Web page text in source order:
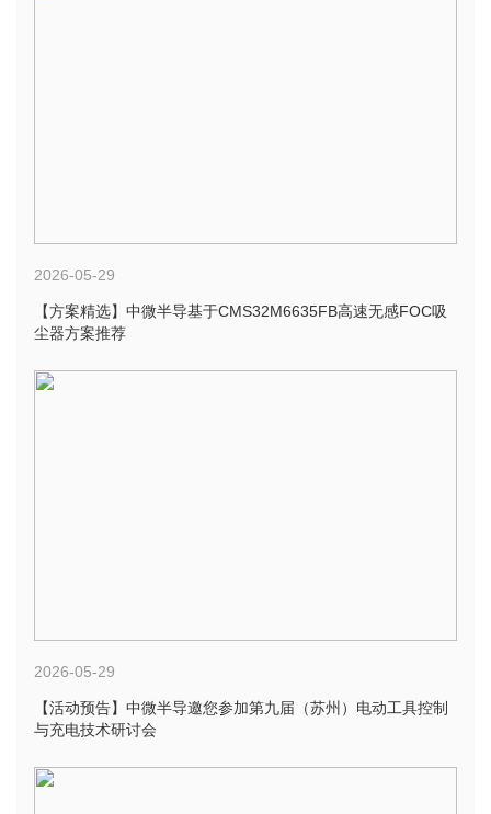
2026-05-29
【方案精选】中微半导基于CMS32M6635FB高速无感FOC吸
尘器方案推荐
2026-05-29
【活动预告】中微半导邀您参加第九届（苏州）电动工具控制
与充电技术研讨会